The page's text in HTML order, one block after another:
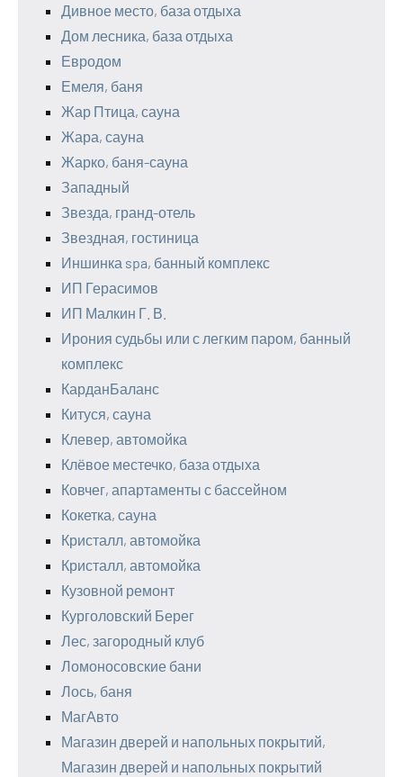
Дивное место, база отдыха
Дом лесника, база отдыха
Евродом
Емеля, баня
Жар Птица, сауна
Жара, сауна
Жарко, баня-сауна
Западный
Звезда, гранд-отель
Звездная, гостиница
Иншинка spa, банный комплекс
ИП Герасимов
ИП Малкин Г. В.
Ирония судьбы или с легким паром, банный
комплекс
КарданБаланс
Китуся, сауна
Клевер, автомойка
Клёвое местечко, база отдыха
Ковчег, апартаменты с бассейном
Кокетка, сауна
Кристалл, автомойка
Кристалл, автомойка
Кузовной ремонт
Курголовский Берег
Лес, загородный клуб
Ломоносовские бани
Лось, баня
МагАвто
Магазин дверей и напольных покрытий,
Магазин дверей и напольных покрытий